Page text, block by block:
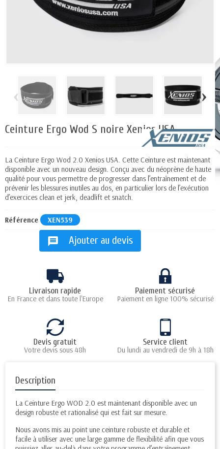
‹ ›
Ceinture Ergo Wod S noire Xenios USA
La Ceinture Ergo Wod 2.0 Xenios USA. Cette Ceinture est maintenant
disponible avec un nouveau design. Conçu avec du néoprène de haute
qualité pour vous permettre de progresser dans l’entraînement et de
prévenir les blessures inutiles au dos, en particulier lors de l’exécution
d’exercices clean et jerk, deadlift et snatch.
Référence XEN539
message Ajouter au devis
Livraison rapide
En France et dans toute l'Europe
Paiement sécurisé
Paiement en ligne 100% sécurisé
Devis gratuit
Votre devis sous 48h
Service client
Du lundi au vendredi de 9h à 18h
Description
La Ceinture Ergo WOD 2.0 est maintenant disponible avec un
design robuste et rationalisé qui est fait sur mesure.
Nous avons mis au point une ceinture robuste et durable et
facile à utiliser avec une large gamme de flexibilité afin que vous